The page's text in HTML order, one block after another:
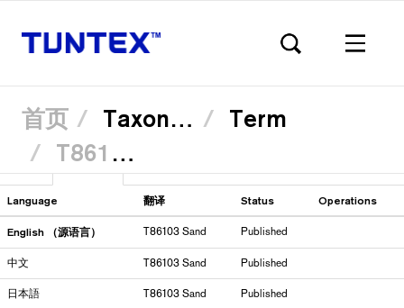
到
主
要
内
容
首页 Taxonomy
Term
T86103 Sand
Primary
tabs
签）
Language 翻译 Status Operations
English （源语言） T86103 Sand Published
中文 T86103 Sand Published
日本語 T86103 Sand Published